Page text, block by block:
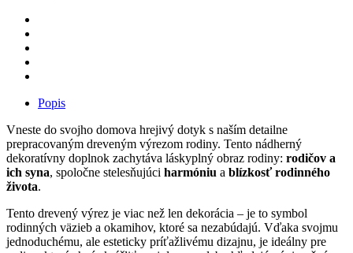
Popis
Vneste do svojho domova hrejivý dotyk s naším detailne
prepracovaným dreveným výrezom rodiny. Tento nádherný
dekoratívny doplnok zachytáva láskyplný obraz rodiny: rodičov a
ich syna, spoločne stelesňujúci harmóniu a blízkosť rodinného
života.
Tento drevený výrez je viac než len dekorácia – je to symbol
rodinných väzieb a okamihov, ktoré sa nezabúdajú. Vďaka svojmu
jednoduchému, ale esteticky príťažlivému dizajnu, je ideálny pre